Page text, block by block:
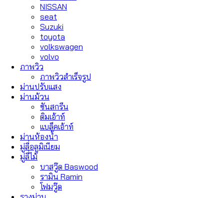
NISSAN
seat
Suzuki
toyota
volkswagen
volvo
ภาพวิว
ภาพวิวสำเร็จรูป
ม่านปรับแสง
ม่านม้วน
ซันสกรีน
ดิมเอ้าท์
แบล็คเอ้าท์
ม่านห้องน้ำ
มู่ลี่อลูมิเนียม
มู่ลี่ไม้
บาสวู๊ด Baswood
รามิน Ramin
โฟมวู๊ด